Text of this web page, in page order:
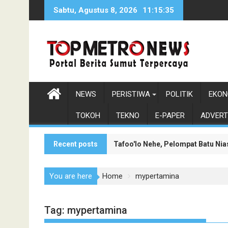
Sabtu, Agustus 8, 2026 11:15:36
NEWS PERISTIWA POLITIK
TOKOH TEKNO E-PAPER
Recent posts Tafoo'lo Nehe, Pelompat Batu
Monumen Sisingamangaraja XII
You are here Home mypertamina
Tag: mypertamina